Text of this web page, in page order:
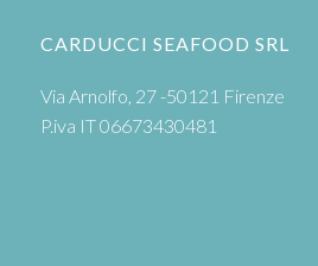
CARDUCCI SEAFOOD SRL
Via Arnolfo, 27 -50121 Firenze
P.iva IT 06673430481